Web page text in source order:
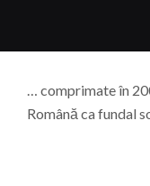
… comprimate în
Română ca fundal